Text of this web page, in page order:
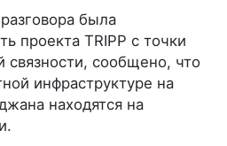
была
проекта TRIPP с точки
связности, сообщено, что
инфраструктуре на
находятся на